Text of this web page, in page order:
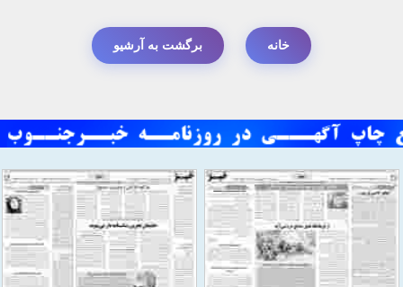
خانه برگشت به آرشیو